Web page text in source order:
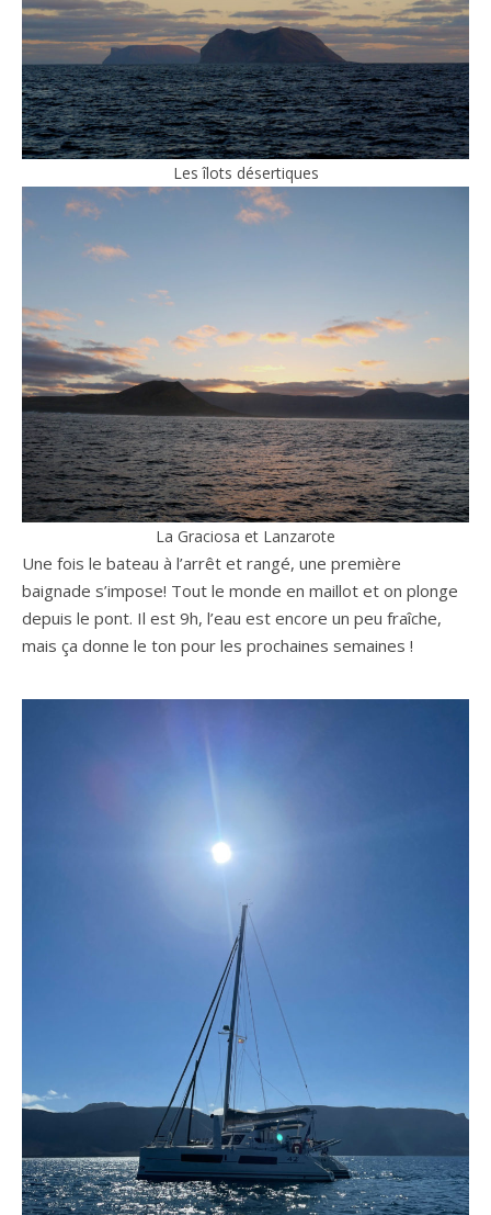
Les îlots désertiques
La Graciosa et Lanzarote
Une fois le bateau à l’arrêt et rangé, une première
baignade s’impose! Tout le monde en maillot et on plonge
depuis le pont. Il est 9h, l’eau est encore un peu fraîche,
mais ça donne le ton pour les prochaines semaines !